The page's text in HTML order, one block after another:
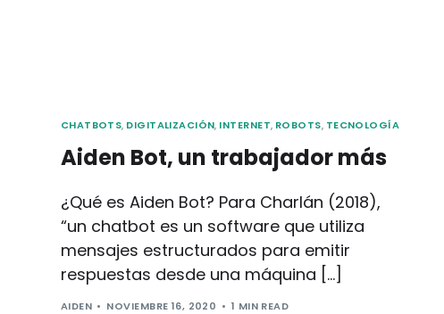
CHATBOTS, DIGITALIZACIÓN, INTERNET, ROBOTS, TECNOLOGÍA
Aiden Bot, un trabajador más
¿Qué es Aiden Bot? Para Charlán (2018),
“un chatbot es un software que utiliza
mensajes estructurados para emitir
respuestas desde una máquina […]
AIDEN NOVIEMBRE 16, 2020 1 MIN READ